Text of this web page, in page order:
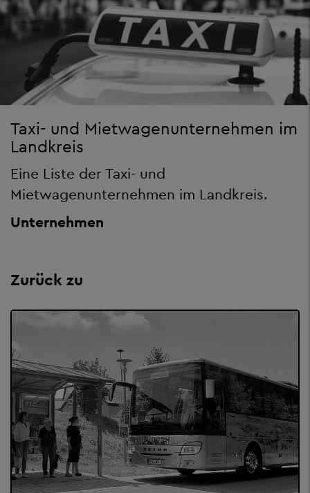
Taxi- und Mietwagenunternehmen im
Landkreis
Eine Liste der Taxi- und
Mietwagenunternehmen im Landkreis.
Unternehmen
Zurück zu